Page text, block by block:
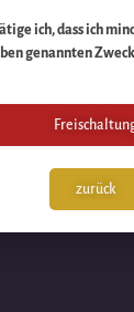
ich, dass ich
genannten
zurück